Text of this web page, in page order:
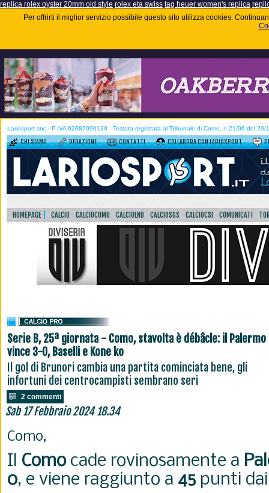
replica rolex oyster 20mm old style rolex eta swiss tag heuer women's replica
Per offrirti il miglior servizio possibile questo sito utilizza cookies.
Lariosport snc - P.IVA 02687090130 - Testata registrata al Tribunale di Como, n.21/06 del 29/
CHI SIAMO REDAZIONE CONTATTI COLLABORA CON LARIOSPORT
HOMEPAGE CALCIO CALCIOCOMO CALCIOLND CALCIOSGS CALCIOCSI COMUNICATI
Serie B, 25ª giornata - Como, stavolta è débâcle: il Palermo
vince 3-0, Baselli e Kone ko
Il gol di Brunori cambia una partita cominciata bene, gli
infortuni dei centrocampisti sembrano seri
2 commenti
Sab 17 Febbraio 2024 18.34
Como,
Il Comocade rovinosamente a
0, e viene raggiunto a 45punti